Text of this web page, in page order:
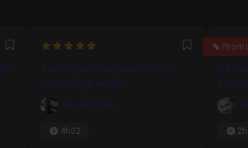
Favori
:
5 Favori
Techniques fondamentales
d'éclairage en 3D
Vincent Fillion
4h02